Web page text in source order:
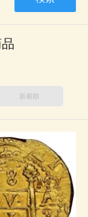
新着順